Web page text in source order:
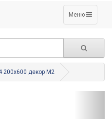
Меню
200x600 декор М2